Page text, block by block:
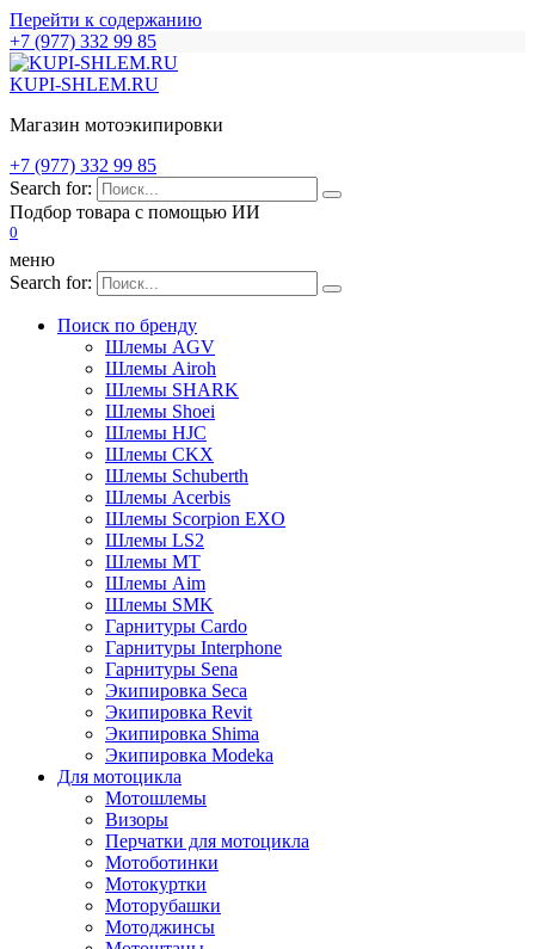
Перейти к содержанию
+7 (977) 332 99 85
KUPI-SHLEM.RU
Магазин мотоэкипировки
+7 (977) 332 99 85
Search for:
Подбор товара с помощью ИИ
0
меню
Search for:
Поиск по бренду
Шлемы AGV
Шлемы Airoh
Шлемы SHARK
Шлемы Shoei
Шлемы HJC
Шлемы CKX
Шлемы Schuberth
Шлемы Acerbis
Шлемы Scorpion EXO
Шлемы LS2
Шлемы MT
Шлемы Aim
Шлемы SMK
Гарнитуры Cardo
Гарнитуры Interphone
Гарнитуры Sena
Экипировка Seca
Экипировка Revit
Экипировка Shima
Экипировка Modeka
Для мотоцикла
Мотошлемы
Визоры
Перчатки для мотоцикла
Мотоботинки
Мотокуртки
Моторубашки
Мотоджинсы